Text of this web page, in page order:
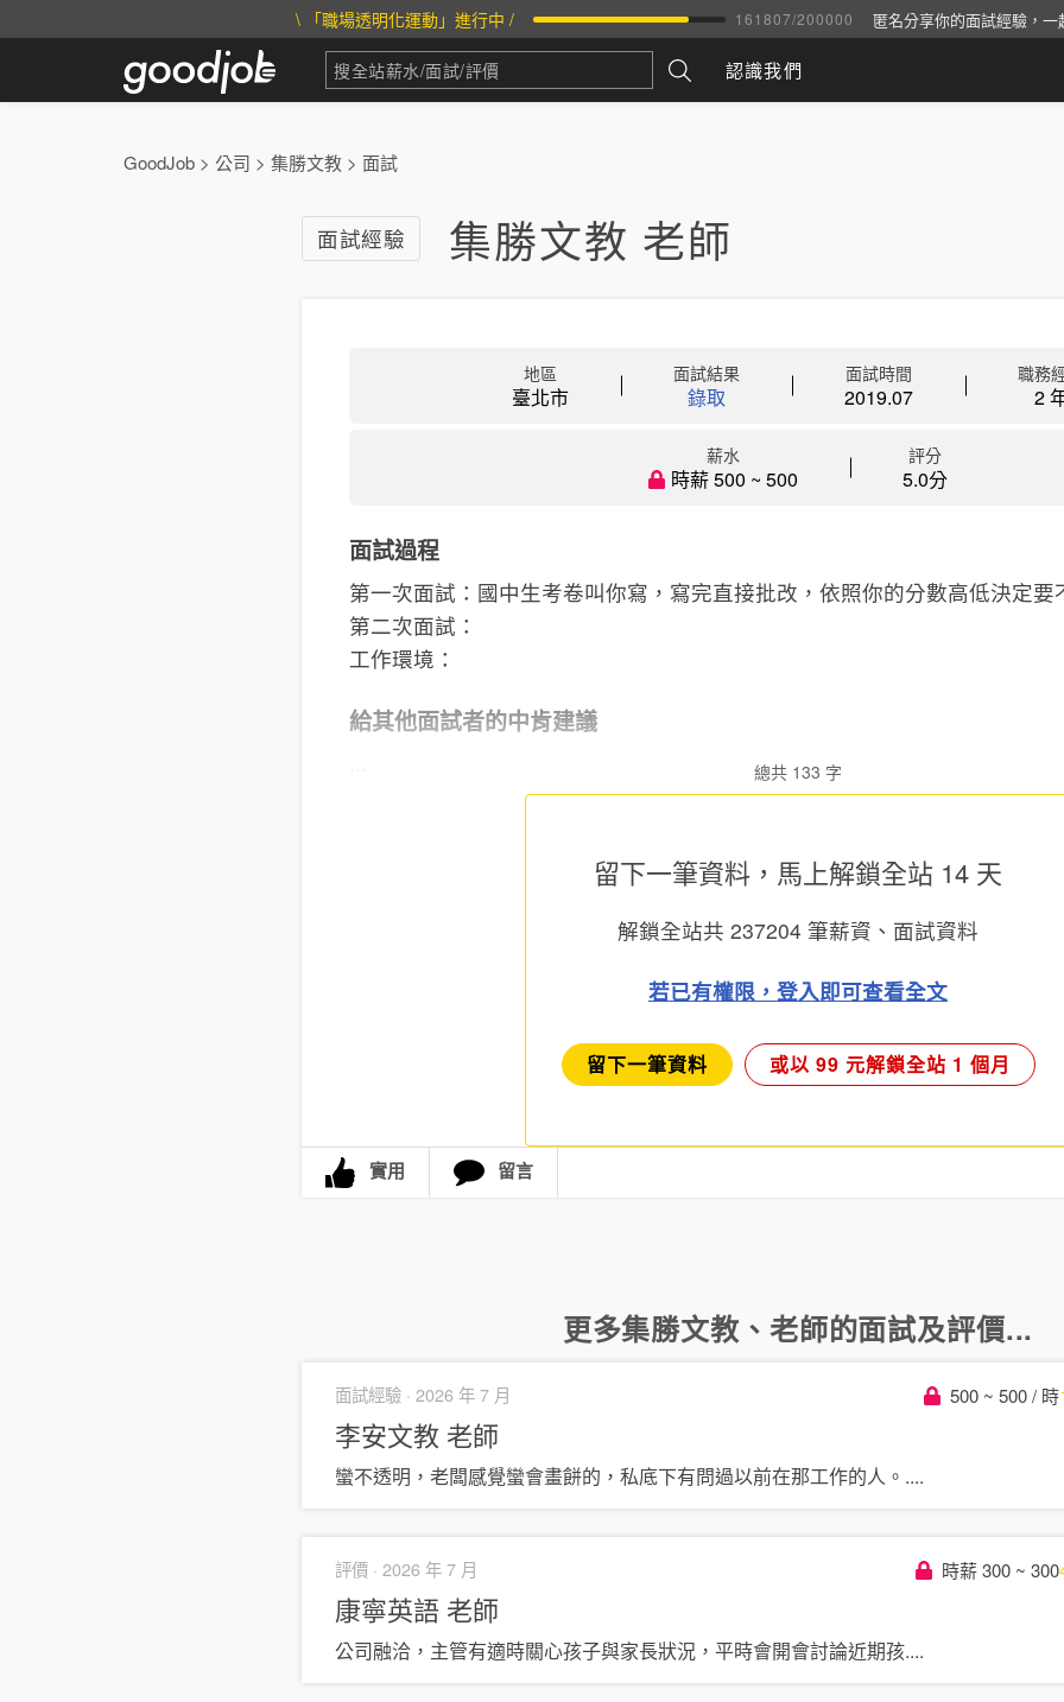
\ 「職場透明化運動」進行中 / 161807/200000 匿名分享你的面試經驗，一
認識我們
GoodJob > 公司 > 集勝文教 > 面試
面試經驗 集勝文教 老師
地區
臺北市
面試結果
錄取
面試時間
2019.07
職務
2
薪水
時薪 500 ~ 500
評分
5.0分
面試過程
第一次面試：國中生考卷叫你寫，寫完直接批改，依照你的分數高低決定要
第二次面試：
工作環境：
給其他面試者的中肯建議
總共 133 字
留下一筆資料，馬上解鎖全站 14 天
解鎖全站共 237204 筆薪資、面試資料
若已有權限，登入即可查看全文
留下一筆資料 或以 99 元解鎖全站 1 個月
實用 留言
更多集勝文教 、 老師的面試及評價...
面試經驗 · 2026 年 7 月 500 ~ 500 / 時
李安文教 老師
蠻不透明，老闆感覺蠻會畫餅的，私底下有問過以前在那工作的人。 ....
評價 · 2026 年 7 月 時薪 300 ~ 300
康寧英語 老師
公司融洽，主管有適時關心孩子與家長狀況，平時會開會討論近期孩....